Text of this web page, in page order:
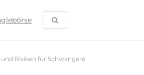
Risiken für Schwangere